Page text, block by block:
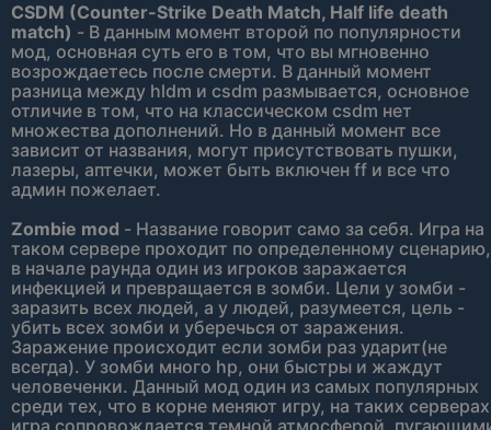
CSDM (Counter-Strike Death Match, Half life death
match) - В данным момент второй по популярности
мод, основная суть его в том, что вы мгновенно
возрождаетесь после смерти. В данный момент
разница между hldm и csdm размывается, основное
отличие в том, что на классическом csdm нет
множества дополнений. Но в данный момент все
зависит от названия, могут присутствовать пушки,
лазеры, аптечки, может быть включен ff и все что
админ пожелает.
Zombie mod - Название говорит само за себя. Игра на
таком сервере проходит по определенному сценарию,
в начале раунда один из игроков заражается
инфекцией и превращается в зомби. Цели у зомби -
заразить всех людей, а у людей, разумеется, цель -
убить всех зомби и уберечься от заражения.
Заражение происходит если зомби раз ударит(не
всегда). У зомби много hp, они быстры и жаждут
человеченки. Данный мод один из самых популярных
среди тех, что в корне меняют игру, на таких серверах